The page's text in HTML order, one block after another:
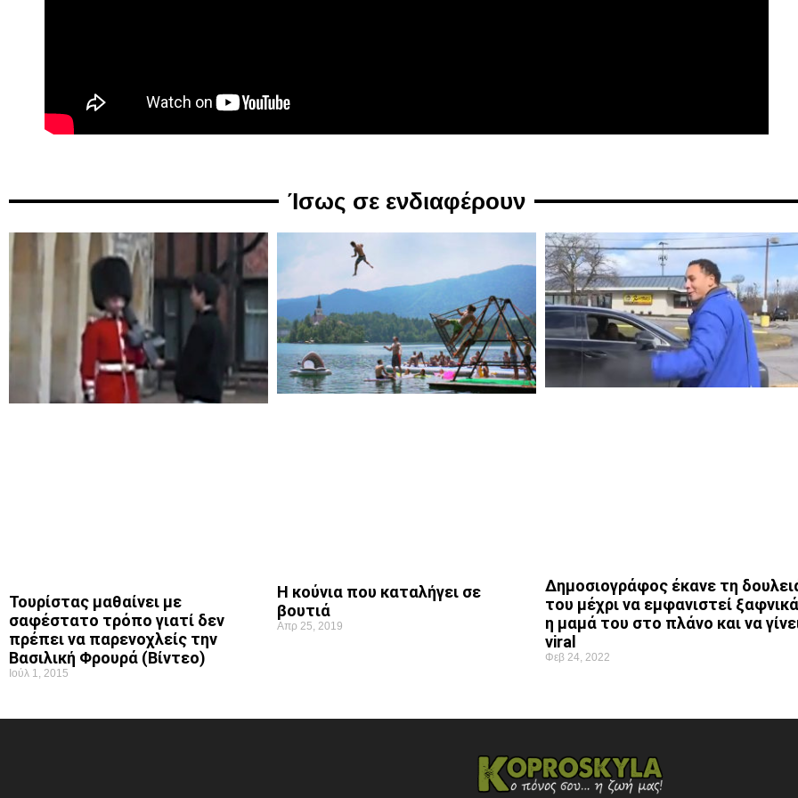
Ίσως σε ενδιαφέρουν
Τουρίστας μαθαίνει με
σαφέστατο τρόπο γιατί δεν
πρέπει να παρενοχλείς την
Βασιλική Φρουρά (Βίντεο)
Ιούλ 1, 2015
Η κούνια που καταλήγει σε
βουτιά
Απρ 25, 2019
Δημοσιογράφος έκανε τη
του μέχρι να εμφανιστεί ξαφνικά
η μαμά του στο πλάνο και να
viral
Φεβ 24, 2022